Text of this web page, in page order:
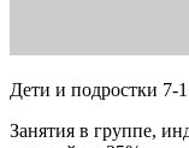
Дети и подростки 7-
Занятия в группе,